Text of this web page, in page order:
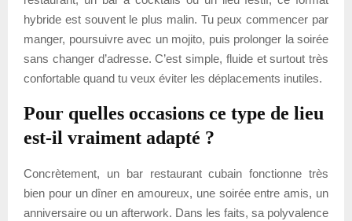
hybride est souvent le plus malin. Tu peux commencer par
manger, poursuivre avec un mojito, puis prolonger la soirée
sans changer d’adresse. C’est simple, fluide et surtout très
confortable quand tu veux éviter les déplacements inutiles.
Pour quelles occasions ce type de lieu
est-il vraiment adapté ?
Concrètement, un bar restaurant cubain fonctionne très
bien pour un dîner en amoureux, une soirée entre amis, un
anniversaire ou un afterwork. Dans les faits, sa polyvalence